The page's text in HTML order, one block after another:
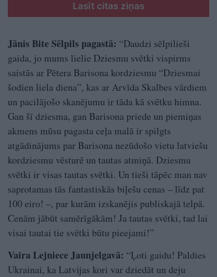
Lasīt citas ziņas
Jānis Bite Sēlpils pagastā: “Daudzi sēlpilieši
gaida, jo mums lielie Dziesmu svētki vispirms
saistās ar Pētera Barisona kordziesmu “Dziesmai
šodien liela diena”, kas ar Arvīda Skalbes vārdiem
un pacilājošo skanējumu ir tāda kā svētku himna.
Gan šī dziesma, gan Barisona priede un piemiņas
akmens mūsu pagasta ceļa malā ir spilgts
atgādinājums par Barisona nezūdošo vietu latviešu
kordziesmu vēsturē un tautas atmiņā. Dziesmu
svētki ir visas tautas svētki. Un tieši tāpēc man nav
saprotamas tās fantastiskās biļešu cenas – līdz pat
100 eiro! –, par kurām izskanējis publiskajā telpā.
Cenām jābūt samērīgākām! Ja tautas svētki, tad lai
visai tautai tie svētki būtu pieejami!”
Vaira Lejniece Jaunjelgavā: “Ļoti gaidu! Paldies
Ukrainai, ka Latvijas kori var dziedāt un deju